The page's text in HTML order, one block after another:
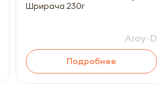
Шрирача 230г
Aroy-D
Подробнее